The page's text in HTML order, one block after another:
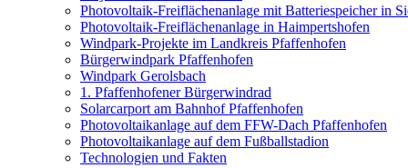
Photovoltaik-Freiflächenanlage mit Batteriespeicher in
Photovoltaik-Freiflächenanlage in Haimpertshofen
Windpark-Projekte im Landkreis Pfaffenhofen
Bürgerwindpark Pfaffenhofen
Windpark Gerolsbach
1. Pfaffenhofener Bürgerwindrad
Solarcarport am Bahnhof Pfaffenhofen
Photovoltaikanlage auf dem FFW-Dach Pfaffenhofen
Photovoltaikanlage auf dem Fußballstadion
Technologien und Fakten